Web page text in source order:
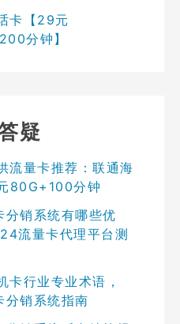
卡【29元
分钟】
疑
流量卡推荐：联通海
80G+100分钟
分销系统有哪些优
流量卡代理平台测
卡行业专业术语，
分销系统指南